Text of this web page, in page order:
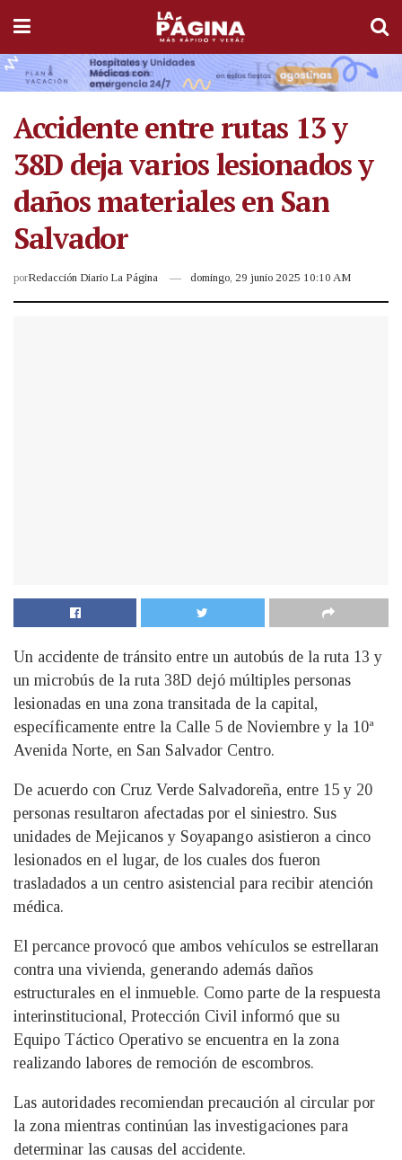
Accidente entre rutas 13 y
38D deja varios lesionados y
daños materiales en San
Salvador
porRedacción Diario La Página domingo, 29 junio 2025 10:10 AM
Un accidente de tránsito entre un autobús de la ruta 13 y
un microbús de la ruta 38D dejó múltiples personas
lesionadas en una zona transitada de la capital,
específicamente entre la Calle 5 de Noviembre y la 10ª
Avenida Norte, en San Salvador Centro.
De acuerdo con Cruz Verde Salvadoreña, entre 15 y 20
personas resultaron afectadas por el siniestro. Sus
unidades de Mejicanos y Soyapango asistieron a cinco
lesionados en el lugar, de los cuales dos fueron
trasladados a un centro asistencial para recibir atención
médica.
El percance provocó que ambos vehículos se estrellaran
contra una vivienda, generando además daños
estructurales en el inmueble. Como parte de la respuesta
interinstitucional, Protección Civil informó que su
Equipo Táctico Operativo se encuentra en la zona
realizando labores de remoción de escombros.
Las autoridades recomiendan precaución al circular por
la zona mientras continúan las investigaciones para
determinar las causas del accidente.